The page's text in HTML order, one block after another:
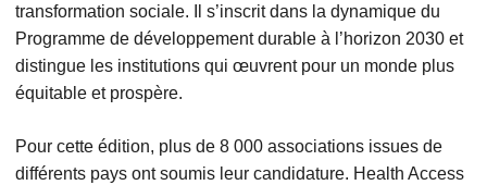
transformation sociale. Il s’inscrit dans la dynamique du
Programme de développement durable à l’horizon 2030 et
distingue les institutions qui œuvrent pour un monde plus
équitable et prospère.
Pour cette édition, plus de 8 000 associations issues de
différents pays ont soumis leur candidature. Health Access